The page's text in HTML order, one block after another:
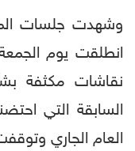
وشهدت جلسات
نقاشات مكثفة
السابقة التي
العام الجاري